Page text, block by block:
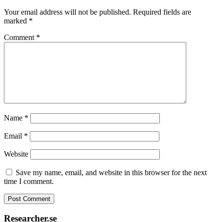
Your email address will not be published. Required fields are
marked *
Comment *
Name *
Email *
Website
Save my name, email, and website in this browser for the next
time I comment.
Researcher.se